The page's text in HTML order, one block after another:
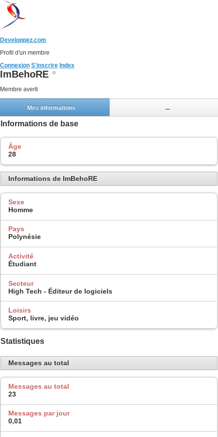
Developpez.com
Profil d'un membre
Connexion S'inscrire Index
ImBehoRE
Membre averti
Mes informations ...
Informations de base
Âge
28
Informations de ImBehoRE
Sexe
Homme
Pays
Polynésie
Activité
Étudiant
Secteur
High Tech - Éditeur de logiciels
Loisirs
Sport, livre, jeu vidéo
Statistiques
Messages au total
Messages au total
23
Messages par jour
0,01